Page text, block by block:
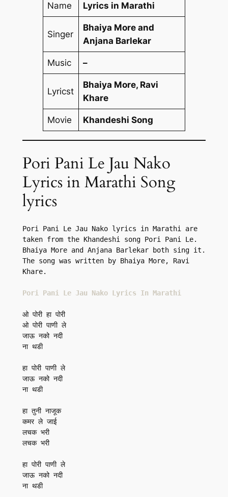
Name
Lyrics in Marathi
Singer
Bhaiya More and
Anjana Barlekar
Music –
Lyricst
Bhaiya More, Ravi
Khare
Movie Khandeshi Song
Pori Pani Le Jau Nako
Lyrics in Marathi Song
lyrics
Pori Pani Le Jau Nako lyrics in Marathi are
taken from the Khandeshi song Pori Pani Le.
Bhaiya More and Anjana Barlekar both sing it.
The song was written by Bhaiya More, Ravi
Khare.
Pori Pani Le Jau Nako Lyrics In Marathi
ओ पोरी हा पोरी
ओ पोरी पाणी ले
जाऊ नको नदी
ना थडी
हा पोरी पाणी ले
जाऊ नको नदी
ना थडी
हा तुनी नाजूक
कमर ले जाई
लचक भरी
लचक भरी
हा पोरी पाणी ले
जाऊ नको नदी
ना थडी